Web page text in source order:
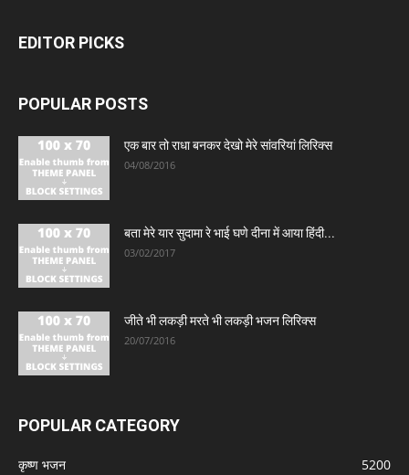
EDITOR PICKS
POPULAR POSTS
एक बार तो राधा बनकर देखो मेरे सांवरियां लिरिक्स
04/08/2016
बता मेरे यार सुदामा रे भाई घणे दीना में आया हिंदी...
03/02/2017
जीते भी लकड़ी मरते भी लकड़ी भजन लिरिक्स
20/07/2016
POPULAR CATEGORY
कृष्ण भजन
5200